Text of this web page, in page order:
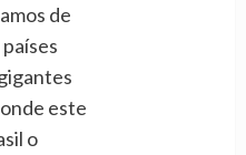
de
este
o